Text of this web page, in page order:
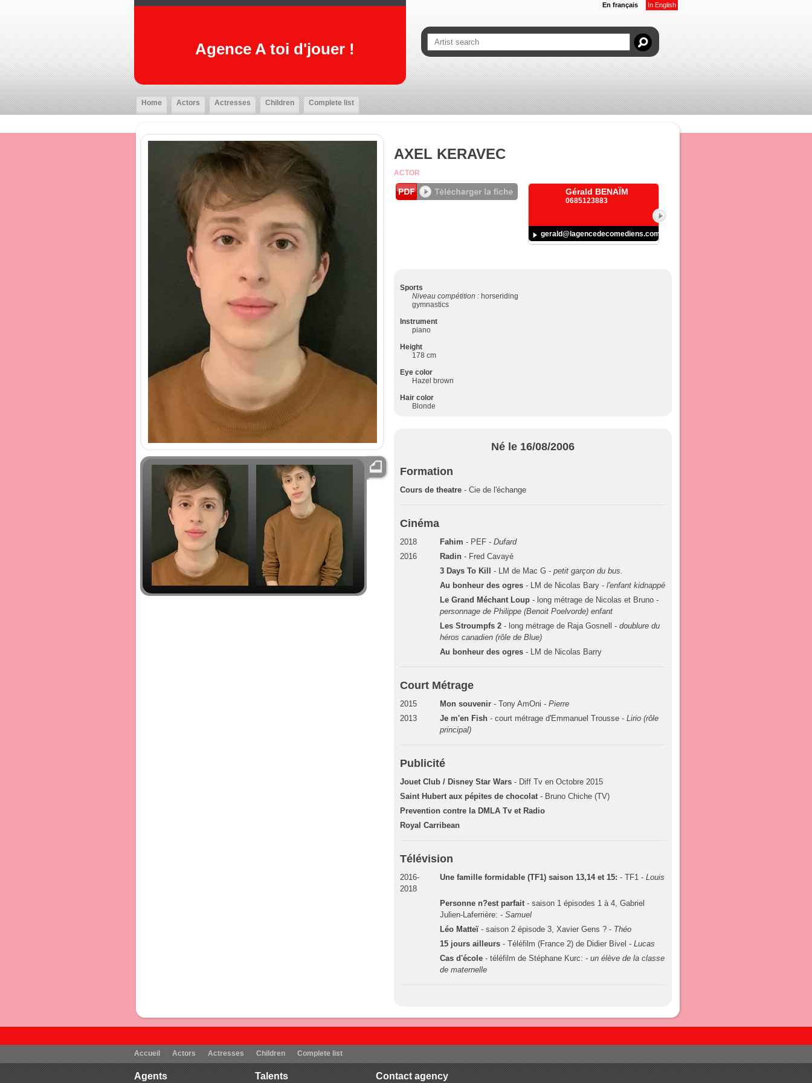
Agence A toi d'jouer !
En français In English
Home Actors Actresses Children Complete list
AXEL KERAVEC
ACTOR
Gérald BENAÏM
0685123883
gerald@lagencedecomediens.com
Sports
Niveau compétition : horseriding
gymnastics
Instrument
piano
Height
178 cm
Eye color
Hazel brown
Hair color
Blonde
Né le 16/08/2006
Formation
Cours de theatre - Cie de l'échange
Cinéma
2018 Fahim - PEF -Dufard
2016
Radin - Fred Cavayé
3 Days To Kill
- LM de Mac G -petit garçon du bus.
Au bonheur des ogres - LM de Nicolas Bary -l'enfant kidnappé
Le Grand Méchant Loup - long métrage de Nicolas et Bruno -
personnage de Philippe (Benoit Poelvorde) enfant
Les Stroumpfs 2 - long métrage de Raja Gosnell -doublure du
héros canadien (rôle de Blue)
Au bonheur des ogres - LM de Nicolas Barry
Court Métrage
2015 Mon souvenir - Tony AmOni -Pierre
2013
Je m'en Fish - court métrage d'Emmanuel Trousse -Lirio (rôle
principal)
Publicité
Jouet Club / Disney Star Wars - Diff Tv en Octobre 2015
Saint Hubert aux pépites de chocolat- Bruno Chiche (TV)
Prevention contre la DMLA Tv et Radio
Royal Carribean
Télévision
2016-
2018
Une famille formidable (TF1) saison 13,14 et 15:- TF1 -Louis
Personne n?est parfait- saison 1 épisodes 1 à 4, Gabriel
Julien-Laferrière: -Samuel
Léo Matteï - saison 2 épisode 3, Xavier Gens ? - Théo
15 jours ailleurs - Téléfilm (France 2) de Didier Bivel -Lucas
Cas d'école - téléfilm de Stéphane Kurc: -un élève de la classe
de maternelle
Accueil Actors Actresses Children Complete list
Agents Talents Contact agency